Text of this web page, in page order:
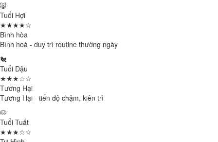
🐷
Tuổi Hợi
★★★★☆
Bình hòa
Bình hoà - duy trì routine thường ngày
🐔
Tuổi Dậu
★★★☆☆
Tương Hại
Tương Hại - tiến độ chậm, kiên trì
🐶
Tuổi Tuất
★★★☆☆